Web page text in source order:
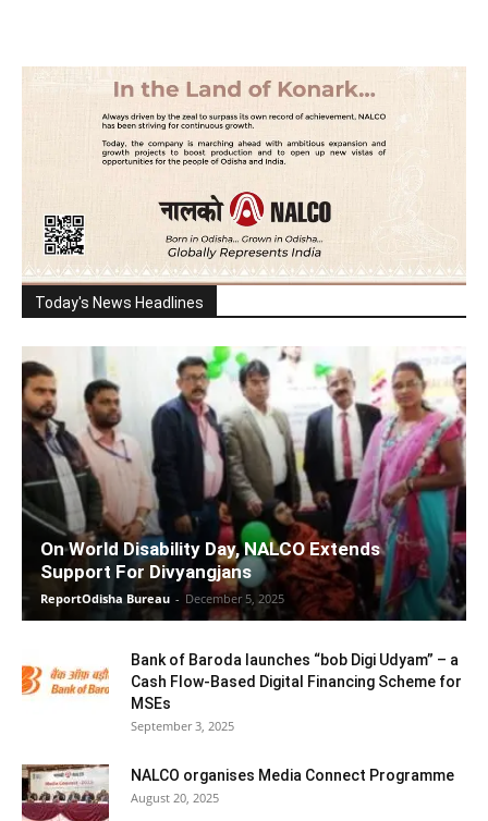
Today's News Headlines
On World Disability Day, NALCO Extends
Support For Divyangjans
ReportOdisha Bureau - December 5, 2025
Bank of Baroda launches “bob Digi Udyam” – a
Cash Flow-Based Digital Financing Scheme for
MSEs
September 3, 2025
NALCO organises Media Connect Programme
August 20, 2025